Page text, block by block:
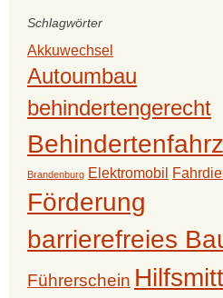
Schlagwörter
Akkuwechsel
Autoumbau
behindertengerecht
Brandenburg Elektromobil
Förderung
barrierefreies
Führerschein